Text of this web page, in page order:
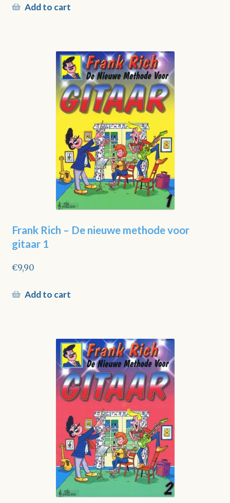
Add to cart
Frank Rich – De nieuwe methode voor
gitaar 1
€9,90
Add to cart